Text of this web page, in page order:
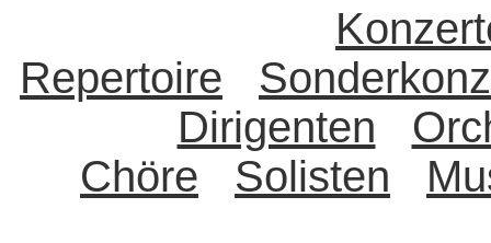
Repertoire
Dirigenten
Chöre
Solisten